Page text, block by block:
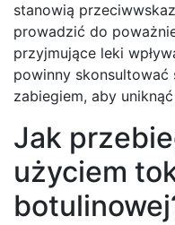
stanowią
prowadzić do
przyjmujące leki
powinny skonsultować
zabiegiem, aby
Jak
użyciem